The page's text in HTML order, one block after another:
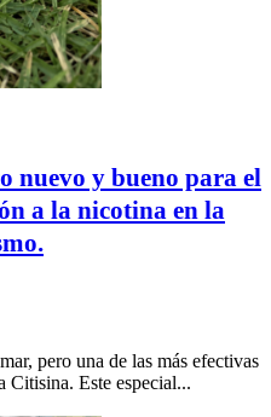
nuevo y bueno para el
a la nicotina en la
pero una de las más efectivas
Citisina. Este especial...